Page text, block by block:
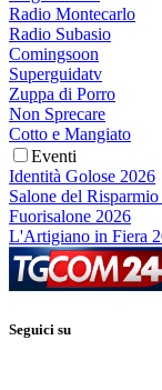
Radio Montecarlo
Radio Subasio
Comingsoon
Superguidatv
Zuppa di Porro
Non Sprecare
Cotto e Mangiato
Eventi
Identità Golose 2026
Salone del
Fuorisalone 2026
L'Artigiano in Fiera
Seguici su